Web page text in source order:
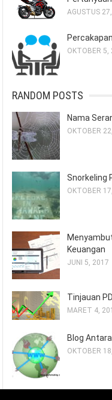
AGUSTUS
OKTOBER 5,
RANDOM POSTS
Nama
OKTOBER
Snorkeling
OKTOBER
Keuangan
JUNI 5, 2017
Tinjauan
MARET 4,
Blog
OKTOBER